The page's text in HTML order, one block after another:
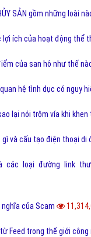
SẢN gồm những loài
lợi ích của hoạt động thể
của san hô như thế
hệ tình dục có nguy
lại nói trộm vía khi khen
và cấu tạo điện thoại di
các loại đường link
của Scam
Feed trong thế giới công